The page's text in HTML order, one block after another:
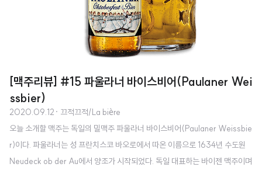
[맥주리뷰] #15 파울라너 바이스비어(Paulaner Wei
ssbier)
2020.09.12 · 끄적끄적/La bière
오늘 소개할 맥주는 독일의 밀맥주 파울라너 바이스비어(Paulaner Weissbie
r)이다. 파울라너는 성 프란치스코 바오로에서 따온 이름으로 1634년 수도원
Neudeck ob der Au에서 양조가 시작되었다. 독일 대표하는 바이젠 맥주이며